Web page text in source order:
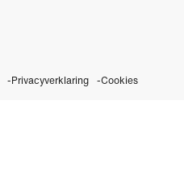
Privacyverklaring Cookies